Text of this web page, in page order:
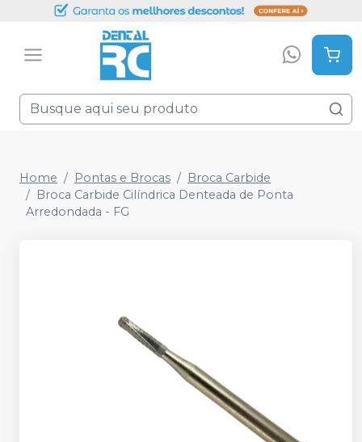
Home Pontas e Brocas
Broca Carbide
Broca Carbide Cilíndrica Denteada de Ponta
Arredondada - FG